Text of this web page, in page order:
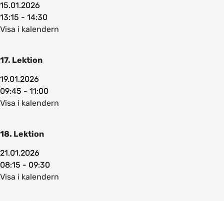
15.01.2026
13:15 - 14:30
Visa i kalendern
17. Lektion
19.01.2026
09:45 - 11:00
Visa i kalendern
18. Lektion
21.01.2026
08:15 - 09:30
Visa i kalendern